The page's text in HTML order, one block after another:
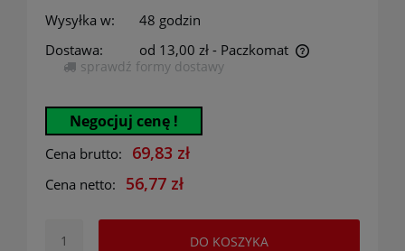
Wysyłka w:
48 godzin
Dostawa:
od 13,00 zł - Paczkomat
Cena nie zawiera ewentualnych kosztów płatności
sprawdź formy dostawy
Negocjuj cenę !
Cena brutto: 69,83 zł
Cena netto: 56,77 zł
DO KOSZYKA